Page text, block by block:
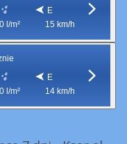
0 l/m²
E
15 km/h
0 l/m²
E
14 km/h